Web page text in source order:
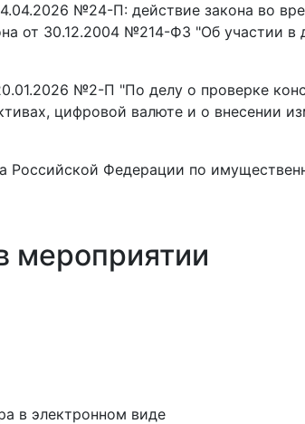
№24-П: действие закона во
от 30.12.2004 №214-ФЗ "Об участии в
№2-П "По делу о проверке
цифровой валюте и о внесении
Российской Федерации по
мероприятии
в электронном виде